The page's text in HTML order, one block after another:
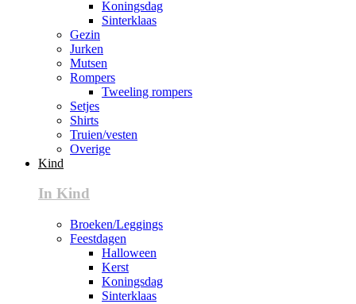
Koningsdag
Sinterklaas
Gezin
Jurken
Mutsen
Rompers
Tweeling rompers
Setjes
Shirts
Truien/vesten
Overige
Kind
In Kind
Broeken/Leggings
Feestdagen
Halloween
Kerst
Koningsdag
Sinterklaas